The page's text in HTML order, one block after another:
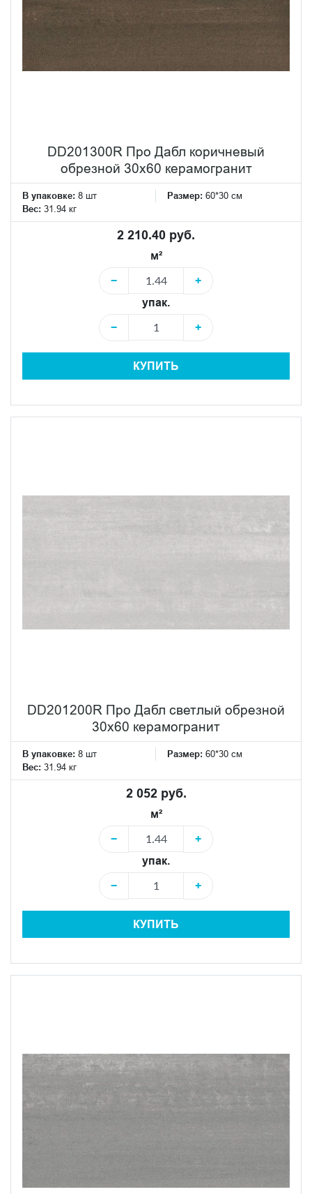
DD201300R Про Дабл коричневый
обрезной 30x60 керамогранит
В упаковке: 8 шт Размер: 60*30 см
Вес: 31.94 кг
2 210.40 руб.
м²
−
+
упак.
−
+
КУПИТЬ
DD201200R Про Дабл светлый обрезной
30x60 керамогранит
В упаковке: 8 шт Размер: 60*30 см
Вес: 31.94 кг
2 052 руб.
м²
−
+
упак.
−
+
КУПИТЬ